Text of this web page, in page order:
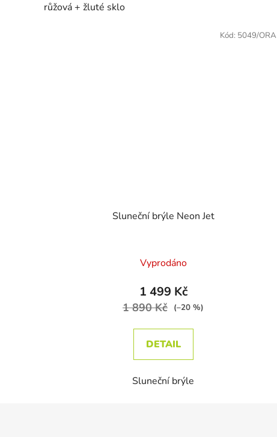
růžová + žluté sklo
Sluneční brýle Neon Jet
Vyprodáno
1 499 Kč
1 890 Kč (–20 %)
DETAIL
Sluneční brýle
Kód: 5049/ORA